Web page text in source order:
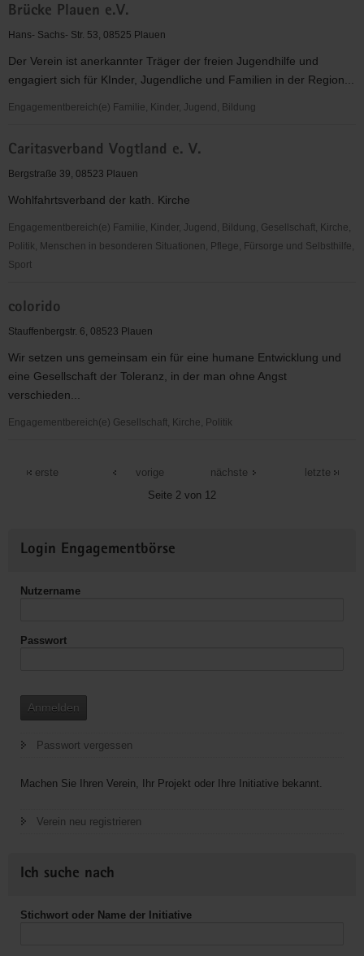
Oelsnitz
Plauen
e.
Brücke Plauen e.V.
Hans- Sachs- Str. 53, 08525 Plauen
Der Verein ist anerkannter Träger der freien Jugendhilfe und
engagiert sich für KInder, Jugendliche und Familien in der Region...
Engagementbereich(e) Familie, Kinder, Jugend, Bildung
Plauen
e.V.
Caritasverband Vogtland e. V.
Bergstraße 39, 08523 Plauen
Wohlfahrtsverband der kath. Kirche
Engagementbereich(e) Familie, Kinder, Jugend, Bildung, Gesellschaft, Kirche,
Politik, Menschen in besonderen Situationen, Pflege, Fürsorge und Selbsthilfe,
Sport
Vogtland
e.
colorido
Stauffenbergstr. 6, 08523 Plauen
Wir setzen uns gemeinsam ein für eine humane Entwicklung und
eine Gesellschaft der Toleranz, in der man ohne Angst
verschieden...
Engagementbereich(e) Gesellschaft, Kirche, Politik
erste
vorige
Seite 2 von 12
nächste letzte
Informationen
Login Engagementbörse
Nutzername
Passwort
Anmelden
Passwort vergessen
Machen Sie Ihren Verein, Ihr Projekt oder Ihre Initiative bekannt.
Verein neu registrieren
Ich suche nach
Stichwort oder Name der Initiative